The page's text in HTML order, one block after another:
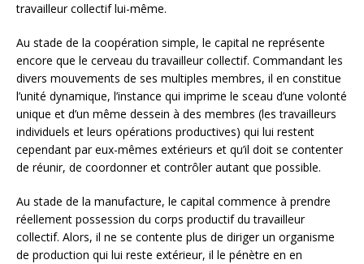
travailleur collectif lui-même.
Au stade de la coopération simple, le capital ne représente
encore que le cerveau du travailleur collectif. Commandant les
divers mouvements de ses multiples membres, il en constitue
l’unité dynamique, l’instance qui imprime le sceau d’une volonté
unique et d’un même dessein à des membres (les travailleurs
individuels et leurs opérations productives) qui lui restent
cependant par eux-mêmes extérieurs et qu’il doit se contenter
de réunir, de coordonner et contrôler autant que possible.
Au stade de la manufacture, le capital commence à prendre
réellement possession du corps productif du travailleur
collectif. Alors, il ne se contente plus de diriger un organisme
de production qui lui reste extérieur, il le pénètre en en